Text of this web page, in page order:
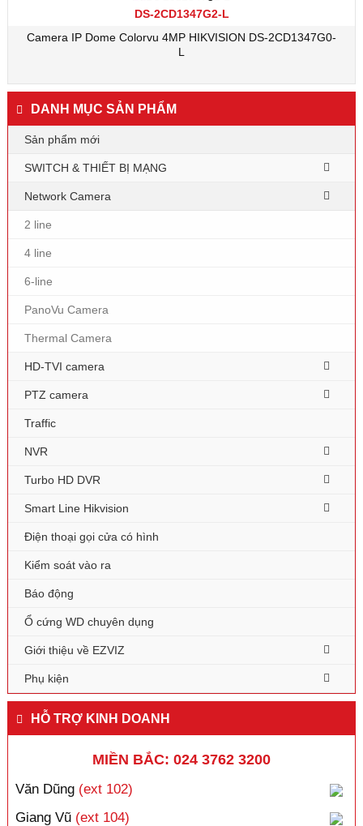
DS-2CD1347G2-L
Camera IP Dome Colorvu 4MP HIKVISION DS-2CD1347G0-
L
DANH MỤC SẢN PHẨM
Sản phẩm mới
SWITCH & THIẾT BỊ MẠNG
Network Camera
2 line
4 line
6-line
PanoVu Camera
Thermal Camera
HD-TVI camera
PTZ camera
Traffic
NVR
Turbo HD DVR
Smart Line Hikvision
Điện thoại gọi cửa có hình
Kiểm soát vào ra
Báo động
Ổ cứng WD chuyên dụng
Giới thiệu về EZVIZ
Phụ kiện
HỖ TRỢ KINH DOANH
MIỀN BẮC: 024 3762 3200
Văn Dũng (ext 102)
Giang Vũ (ext 104)